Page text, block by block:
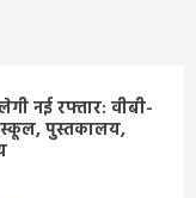
नई रफ्तार: वीबी-
स्कूल, पुस्तकालय,